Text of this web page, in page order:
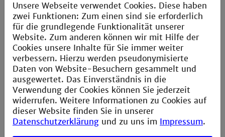
mit denen der Informatikstudiengänge
gleichwertig sind.
Abschlussarbeit im Ausland:
Du kannst deine Bachelor- oder Masterthesis auch
in einem Unternehmen im Ausland schreiben. Hier
gelten die gleichen Bestimmungen wie bei der
Anfertigung einer Abschlussarbeit in einem
Unternehmen im Inland.
Universität Bologna
Seit dem Sommersemester 2015 gibt es im
Rahmen des Erasmus-Programmes der
Unsere Webseite verwendet Cookies. Diese haben
zwei Funktionen: Zum einen sind sie erforderlich
für die grundlegende Funktionalität unserer
Website. Zum anderen können wir mit Hilfe der
Cookies unsere Inhalte für Sie immer weiter
verbessern. Hierzu werden pseudonymisierte
Daten von Website-Besuchern gesammelt und
ausgewertet. Das Einverständnis in die
Verwendung der Cookies können Sie jederzeit
widerrufen. Weitere Informationen zu Cookies auf
dieser Website finden Sie in unserer
Datenschutzerklärung und zu uns im Impressum.